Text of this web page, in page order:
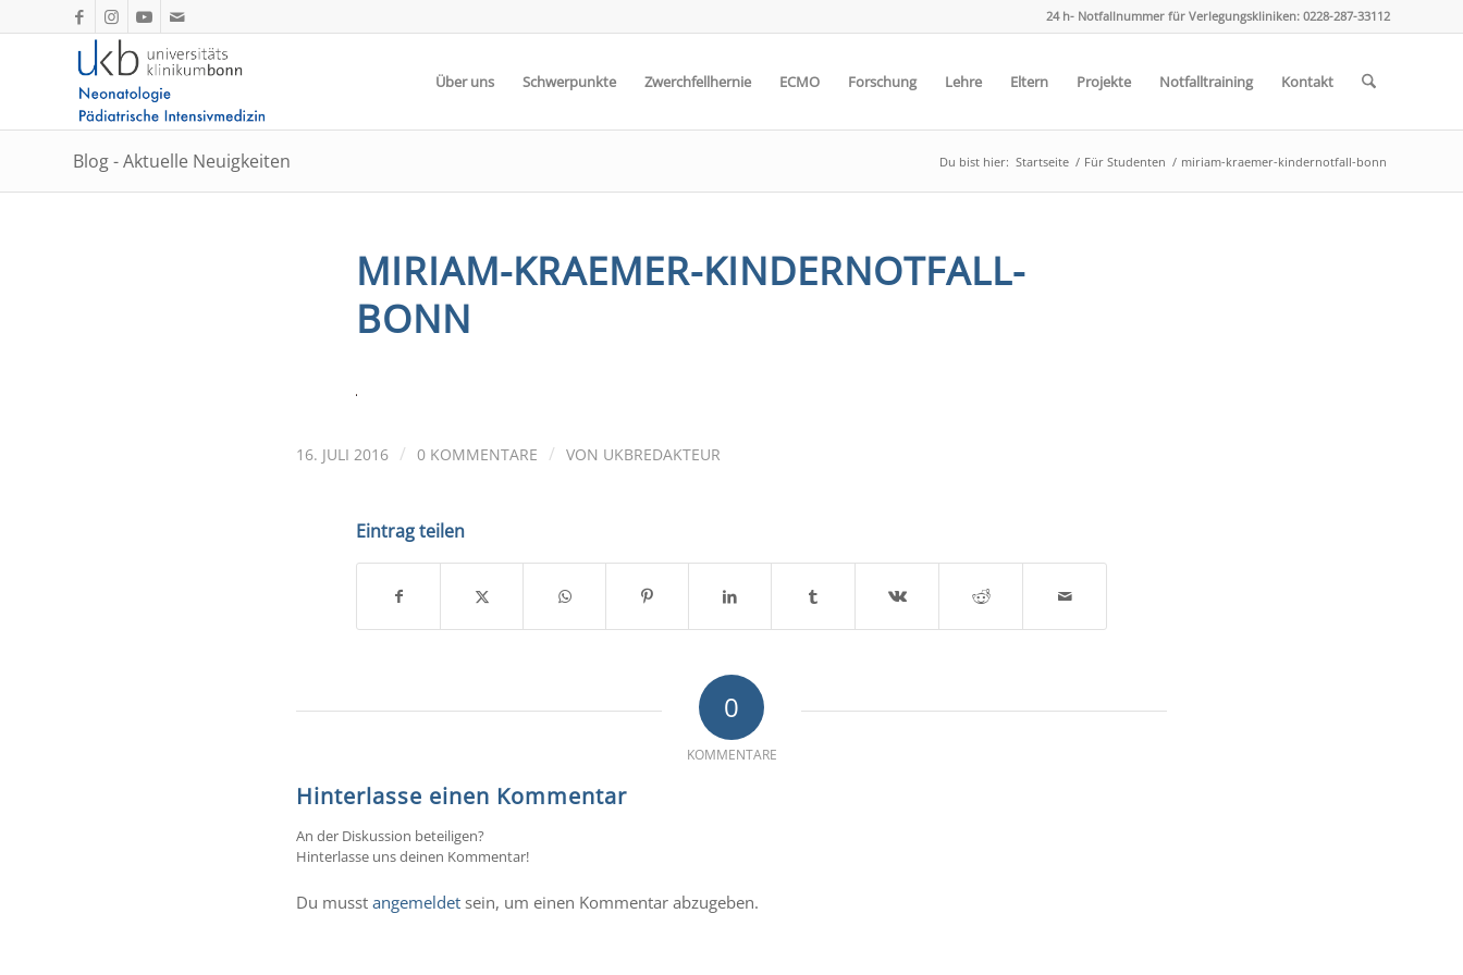
24 h- Notfallnummer für Verlegungskliniken: 0228-287-33112
Über uns Schwerpunkte Zwerchfellhernie ECMO Forschung Lehre Eltern Projekte Notfalltraining Kontakt
Blog - Aktuelle Neuigkeiten Du bist hier: Startseite / Für Studenten / miriam-kraemer-kindernotfall-bonn
MIRIAM-KRAEMER-KINDERNOTFALL-
BONN
16. JULI 2016 / 0 KOMMENTARE / VON UKBREDAKTEUR
Eintrag teilen
0
KOMMENTARE
Hinterlasse einen Kommentar
An der Diskussion beteiligen?
Hinterlasse uns deinen Kommentar!
Du musst angemeldet sein, um einen Kommentar abzugeben.